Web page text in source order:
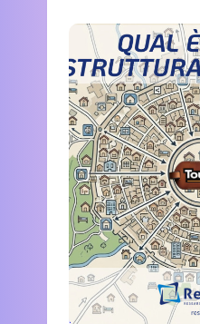
C
O
N
R
E
S
O
L
V
I
S
Distinguiti Online,